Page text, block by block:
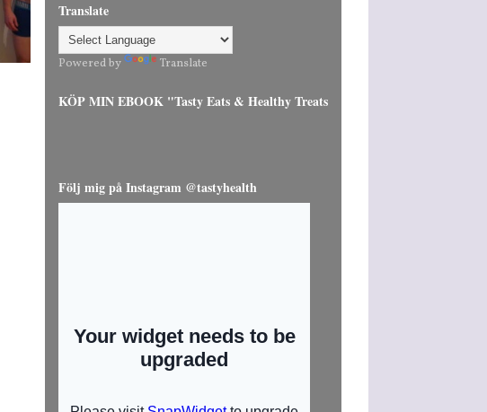
Translate
Powered by Translate
KÖP MIN EBOOK "Tasty Eats & Healthy Treats
Följ mig på Instagram @tastyhealth